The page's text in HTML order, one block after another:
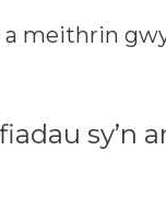
a meithrin
sy’n